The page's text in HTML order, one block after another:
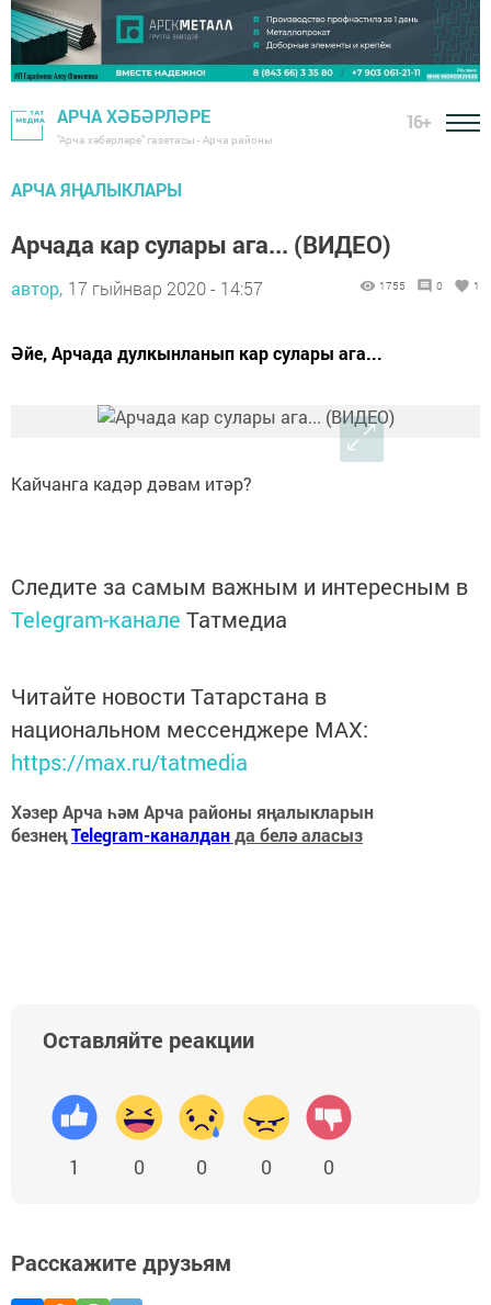
АРЧА ХӘБӘРЛӘРЕ
"Арча хәбәрләре" газетасы - Арча районы
16+
АРЧА ЯҢАЛЫКЛАРЫ
Арчада кар сулары ага... (ВИДЕО)
автор, 17 гыйнвар 2020 - 14:57 1755 0 1
Әйе, Арчада дулкынланып кар сулары ага...
Кайчанга кадәр дәвам итәр?
Следите за самым важным и интересным в
Telegram-канале Татмедиа
Читайте новости Татарстана в
национальном мессенджере MАХ:
https://max.ru/tatmedia
Хәзер Арча һәм Арча районы яңалыкларын
безнеңTelegram-каналданда белә аласыз
Оставляйте реакции
1 0 0 0 0
Расскажите друзьям